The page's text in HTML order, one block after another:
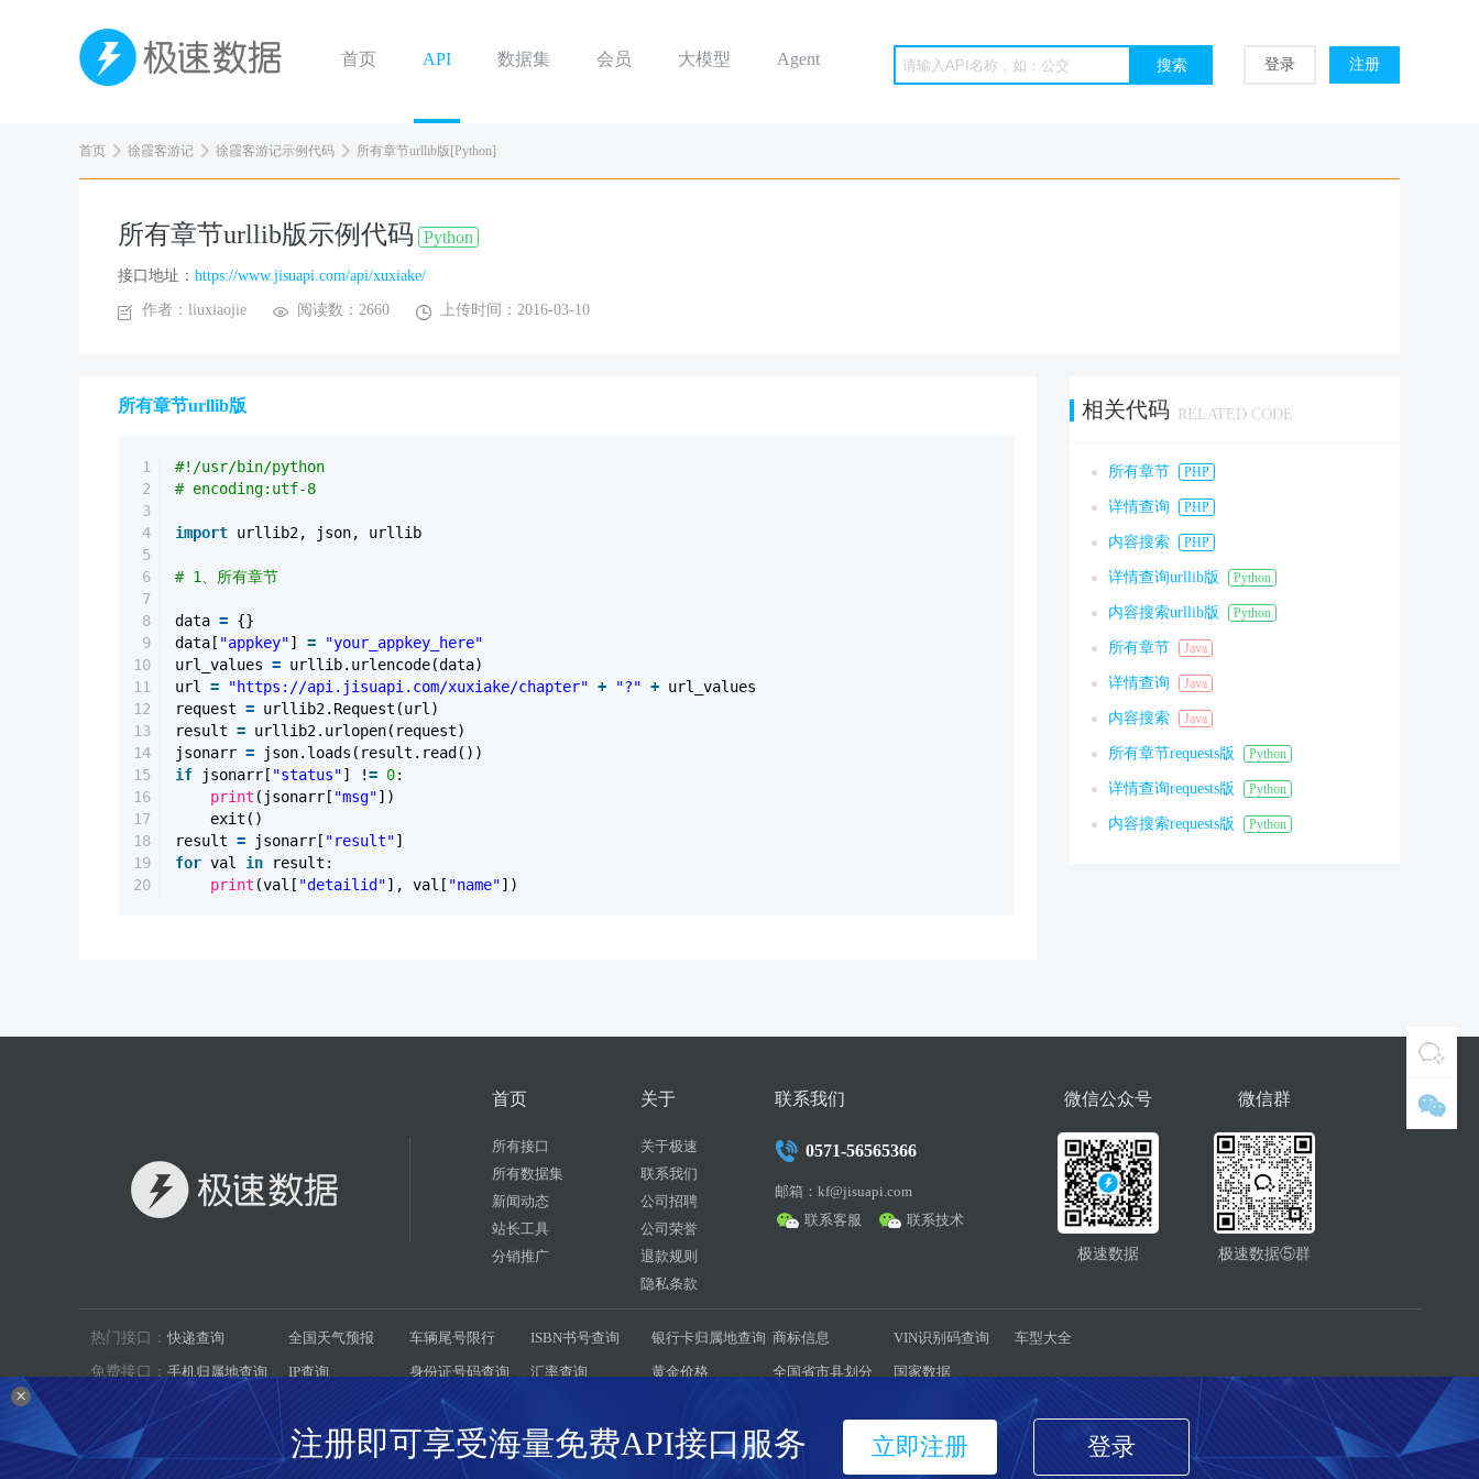
首页 API 数据集 会员 大模型 Agent 登录 注册
首页 徐霞客游记 徐霞客游记示例代码 所有章节urllib版[Python]
所有章节urllib版示例代码 Python
接口地址： https://www.jisuapi.com/api/xuxiake/
作者：liuxiaojie 阅读数：2660 上传时间：2016-03-10
所有章节urllib版
1
2
3
4
5
6
7
8
9
10
11
12
13
14
15
16
17
18
19
20
#!/usr/bin/python
# encoding:utf-8
import urllib2, json, urllib
# 1、所有章节
data = {}
data[ "appkey"] =
"your_appkey_here"
url_values = urllib.urlencode(data)
url = "https://api.jisuapi.com/xuxiake/chapter" + "?" + url_values
request = urllib2.Request(url)
result = urllib2.urlopen(request)
jsonarr =
json.loads(result.read())
if
jsonarr[ "status"] != 0:
print (jsonarr[ "msg"])
exit()
result = jsonarr[ "result"]
for val in
result:
print (val[ "detailid"], val[ "name"])
相关代码 RELATED CODE
所有章节 PHP
详情查询 PHP
内容搜索 PHP
详情查询urllib版 Python
内容搜索urllib版 Python
所有章节 Java
详情查询 Java
内容搜索 Java
所有章节requests版 Python
详情查询requests版 Python
内容搜索requests版 Python
×
注册即可享受海量免费API接口服务 立即注册 登录
首页
所有接口
所有数据集
新闻动态
站长工具
分销推广
关于
关于极速
联系我们
公司招聘
公司荣誉
退款规则
隐私条款
联系我们
0571-56565366
邮箱：kf@jisuapi.com
联系客服
联系技术
微信公众号
极速数据
微信群
极速数据⑤群
热门接口： 快递查询 全国天气预报 车辆尾号限行 ISBN书号查询 银行卡归属地查询 商标信息 VIN识别码查询 车型大全
免费接口： 手机归属地查询 IP查询 身份证号码查询 汇率查询 黄金价格 全国省市县划分 国家数据
数据集： 机动车环保信息 汽车燃料消耗量